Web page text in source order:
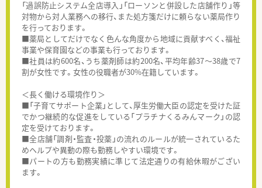
「過誤防止システム全店導入」「ローソンと併設した店舗作り」等
対物から対人業務への移行、また処方箋だけに頼らない薬局作り
を行っております。
■薬局としてだけでなく色んな角度から地域に貢献すべく、福祉
事業や保育園などの事業も行っております。
■社員は約600名、うち薬剤師は約200名、平均年齢37～38歳で7
割が女性です。女性の役職者が30%在籍しています。
＜長く働ける環境作り＞
■「子育てサポート企業」として、厚生労働大臣の認定を受けた証
でかつ継続的な促進をしている「プラチナくるみんマーク」の認
定を受けております。
■全店舗「調剤・監査・投薬」の流れのルールが統一されているた
めヘルプや異動の際も勤務しやすい環境です。
■パートの方も勤務実績に準じて法定通りの有給休暇がござい
ます。